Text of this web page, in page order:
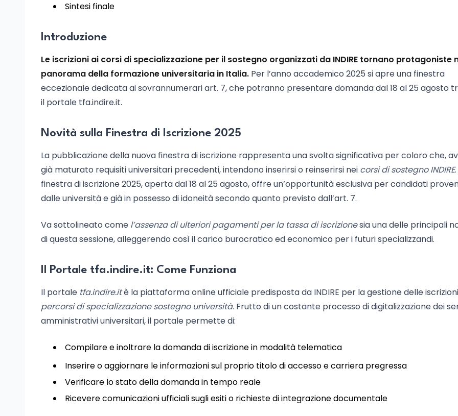
Sintesi finale
Introduzione
Le iscrizioni ai corsi di specializzazione per il sostegno organizzati da INDIRE tornano protagoniste
panorama della formazione universitaria in Italia. Per l’anno accademico 2025 si apre una finestra
eccezionale dedicata ai sovrannumerari art. 7, che potranno presentare domanda dal 18 al 25 agosto
il portale tfa.indire.it.
Novità sulla Finestra di Iscrizione 2025
La pubblicazione della nuova finestra di iscrizione rappresenta una svolta significativa per coloro che,
già maturato requisiti universitari precedenti, intendono inserirsi o reinserirsi nei corsi di sostegno INDIRE
finestra di iscrizione 2025, aperta dal 18 al 25 agosto, offre un’opportunità esclusiva per candidati
dalle università e già in possesso di idoneità secondo quanto previsto dall’art. 7.
Va sottolineato come l’assenza di ulteriori pagamenti per la tassa di iscrizionesia una delle principali
di questa sessione, alleggerendo così il carico burocratico ed economico per i futuri specializzandi.
Il Portale tfa.indire.it: Come Funziona
Il portale tfa.indire.itè la piattaforma online ufficiale predisposta da INDIRE per la gestione delle
percorsi di specializzazione sostegno università. Frutto di un costante processo di digitalizzazione dei
amministrativi universitari, il portale permette di:
Compilare e inoltrare la domanda di iscrizione in modalità telematica
Inserire o aggiornare le informazioni sul proprio titolo di accesso e carriera pregressa
Verificare lo stato della domanda in tempo reale
Ricevere comunicazioni ufficiali sugli esiti o richieste di integrazione documentale